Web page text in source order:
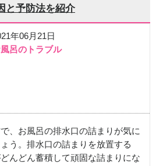
と予防法を紹介
年06月21日
呂のトラブル
、お風呂の排水口の詰まりが気に
う。排水口の詰まりを放置する
んどん蓄積して頑固な詰まりにな